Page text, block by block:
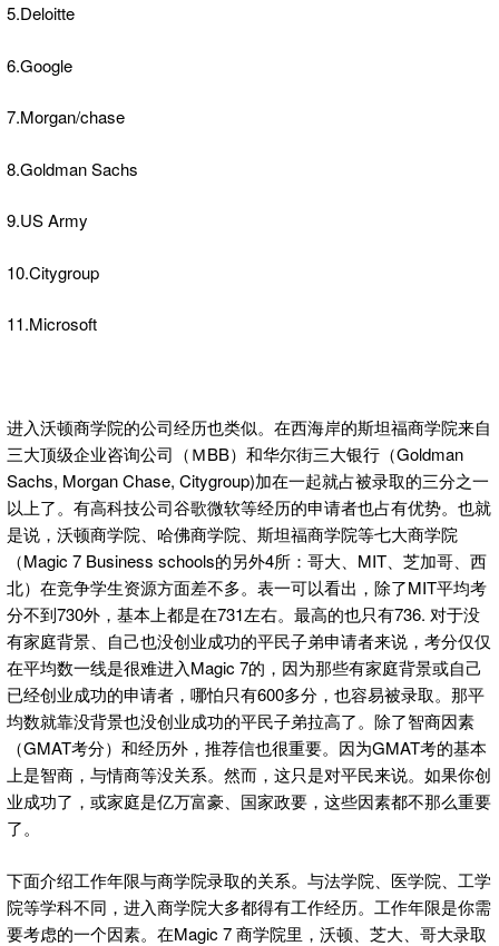
5.Deloitte
6.Google
7.Morgan/chase
8.Goldman Sachs
9.US Army
10.Citygroup
11.Microsoft
进入沃顿商学院的公司经历也类似。在西海岸的斯坦福商学院来自
三大顶级企业咨询公司（ＭBB）和华尔街三大银行（Goldman
Sachs, Morgan Chase, Citygroup)加在一起就占被录取的三分之一
以上了。有高科技公司谷歌微软等经历的申请者也占有优势。也就
是说，沃顿商学院、哈佛商学院、斯坦福商学院等七大商学院
（Magic 7 Business schools的另外4所：哥大、MIT、芝加哥、西
北）在竞争学生资源方面差不多。表一可以看出，除了MIT平均考
分不到730外，基本上都是在731左右。最高的也只有736. 对于没
有家庭背景、自己也没创业成功的平民子弟申请者来说，考分仅仅
在平均数一线是很难进入Magic 7的，因为那些有家庭背景或自己
已经创业成功的申请者，哪怕只有600多分，也容易被录取。那平
均数就靠没背景也没创业成功的平民子弟拉高了。除了智商因素
（GMAT考分）和经历外，推荐信也很重要。因为GMAT考的基本
上是智商，与情商等没关系。然而，这只是对平民来说。如果你创
业成功了，或家庭是亿万富豪、国家政要，这些因素都不那么重要
了。
下面介绍工作年限与商学院录取的关系。与法学院、医学院、工学
院等学科不同，进入商学院大多都得有工作经历。工作年限是你需
要考虑的一个因素。在Magic 7 商学院里，沃顿、芝大、哥大录取